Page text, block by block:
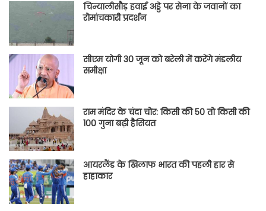
चिन्यालीसौड़ हवाई अड्डे पर सेना के जवानों का
रोमांचकारी प्रदर्शन
सीएम योगी 30 जून को बरेली में करेंगे मंडलीय
समीक्षा
राम मंदिर के चंदा चोर: किसी की 50 तो किसी की
100 गुना बढ़ी हैसियत
आयरलैंड के खिलाफ भारत की पहली हार से
हाहाकार